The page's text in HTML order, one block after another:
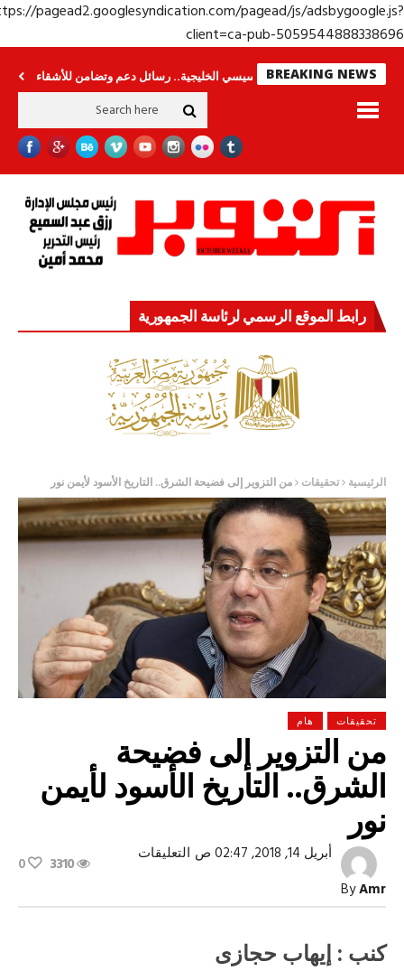
https://pagead2.googlesyndication.com/pagead/js/
client=ca-pub-
BREAKING NEWS
الرئيس السيسي الخليجية.. رسائل دعم وتضامن للأشقاء جهاز مستقبل مصر
رابط الموقع الرسمي لرئاسة الجمهورية
الرئيسية تحقيقات من التزوير إلى فضيحة الشرق.. التاريخ الأسود لأيمن نور
تحقيقات هام
من التزوير إلى فضيحة
الشرق.. التاريخ الأسود لأيمن
نور
ByAmr
أبريل 14, 2018, 02:47 ص التعليقاتعلى
فضيحة
3310
0
كنب : إيهاب حجازى